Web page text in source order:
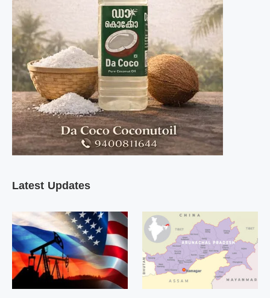
Latest Updates